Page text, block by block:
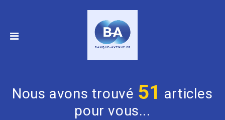
Nous avons trouvé 51 articles
pour vous...